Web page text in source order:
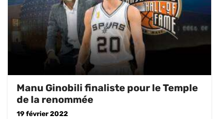
Manu Ginobili finaliste pour le Temple
de la renommée
19 février 2022